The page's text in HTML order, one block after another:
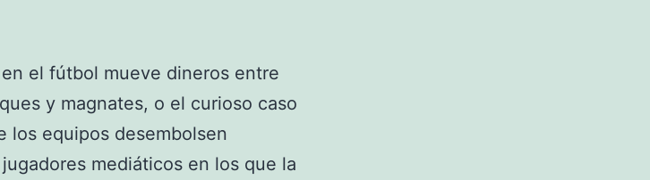
el fútbol mueve dineros entre
y magnates, o el curioso caso
los equipos desembolsen
mediáticos en los que la